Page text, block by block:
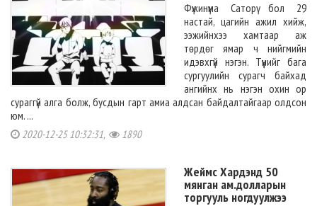
Фүжинүма Саторү бол 29
настай, цагийн ажил хийж,
ээжийнхээ хамтаар аж
төрдөг ямар ч нийгмийн
идэвхгүй нэгэн. Түүнийг бага
сургуулийн сурагч байхад
ангийнх нь нэгэн охин ор
сураггүй алга болж, бусдын гарт амиа алдсан байдалтайгаар олдсон
юм. ...
2020-12-25 10:32:31, 1890
Жеймс Хардэнд 50
мянган ам.долларын
торгууль ногдуулжээ